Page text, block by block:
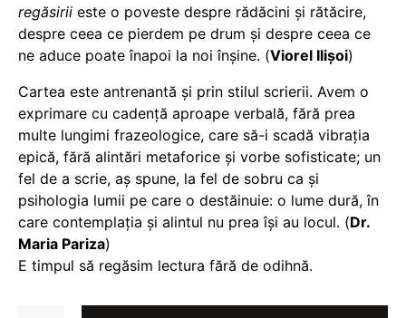
regăsirii este o poveste despre rădăcini și rătăcire,
despre ceea ce pierdem pe drum și despre ceea ce
ne aduce poate înapoi la noi înșine. (Viorel Ilișoi)
Cartea este antrenantă și prin stilul scrierii. Avem o
exprimare cu cadență aproape verbală, fără prea
multe lungimi frazeologice, care să-i scadă vibrația
epică, fără alintări metaforice și vorbe sofisticate; un
fel de a scrie, aș spune, la fel de sobru ca și
psihologia lumii pe care o destăinuie: o lume dură, în
care contemplația și alintul nu prea își au locul. (Dr.
Maria Pariza)
E timpul să regăsim lectura fără de odihnă.